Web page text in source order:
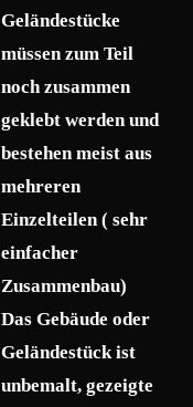
Geländestücke
müssen zum Teil
noch zusammen
geklebt werden und
bestehen meist aus
mehreren
Einzelteilen ( sehr
einfacher
Zusammenbau)
Das Gebäude oder
Geländestück ist
unbemalt, gezeigte